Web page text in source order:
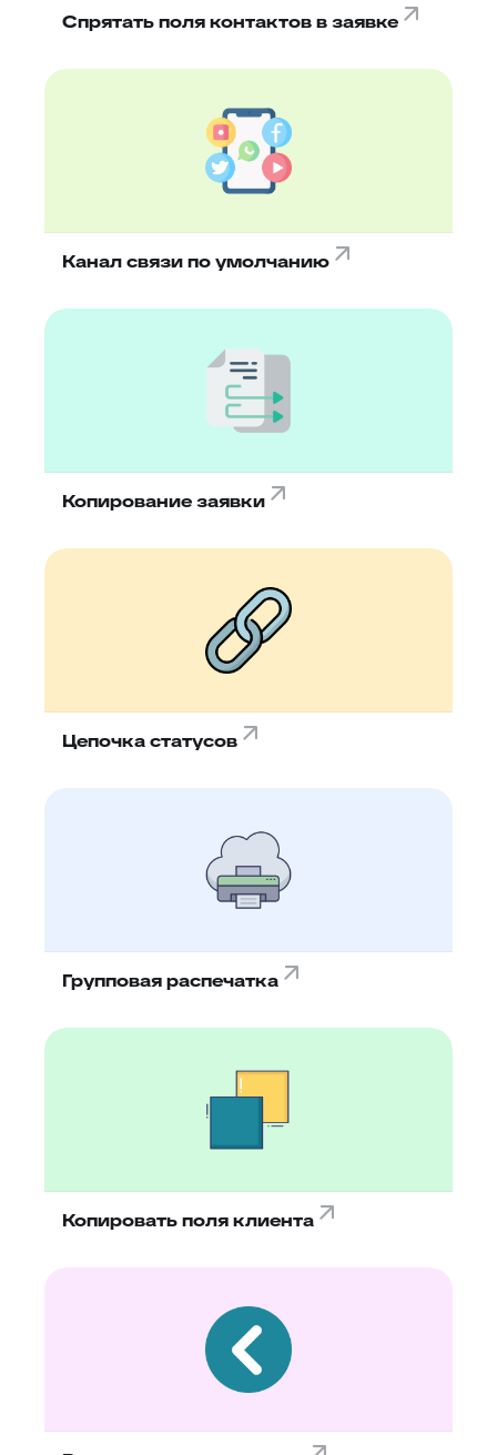
Спрятать поля контактов в заявке
Канал связи по умолчанию
Копирование заявки
Цепочка статусов
Групповая распечатка
Копировать поля клиента